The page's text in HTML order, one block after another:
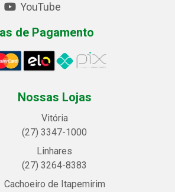
YouTube
de Pagamento
Nossas Lojas
Vitória
(27) 3347-1000
Linhares
(27) 3264-8383
Cachoeiro de Itapemirim